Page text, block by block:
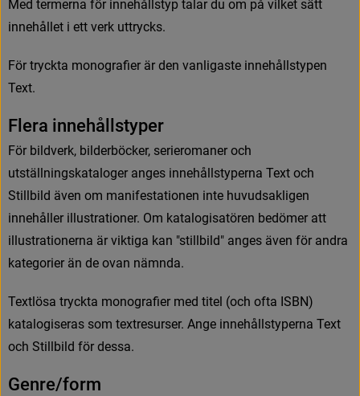
Med termerna för innehållstyp talar du om på vilket sätt
innehållet i ett verk uttrycks.
För tryckta monografer är den vanligaste innehållstypen
Text.
F era inne hå styper
För bildverk, bilderböcker, serieromaner och
utställningskataloger anges innehållstyperna Text och
Stillbild även om manifestationen inte huvudsakligen
innehåller illustrationer. Om katalogisatören bedömer att
illustrationerna är viktiga kan "stillbild" anges även för andra
kategorier än de ovan nämnda.
Textlösa tryckta monografer med titel (och ofta ISBN)
katalogiseras som textresurser. Ange innehållstyperna Text
och Stillbild för dessa.
Genre/form